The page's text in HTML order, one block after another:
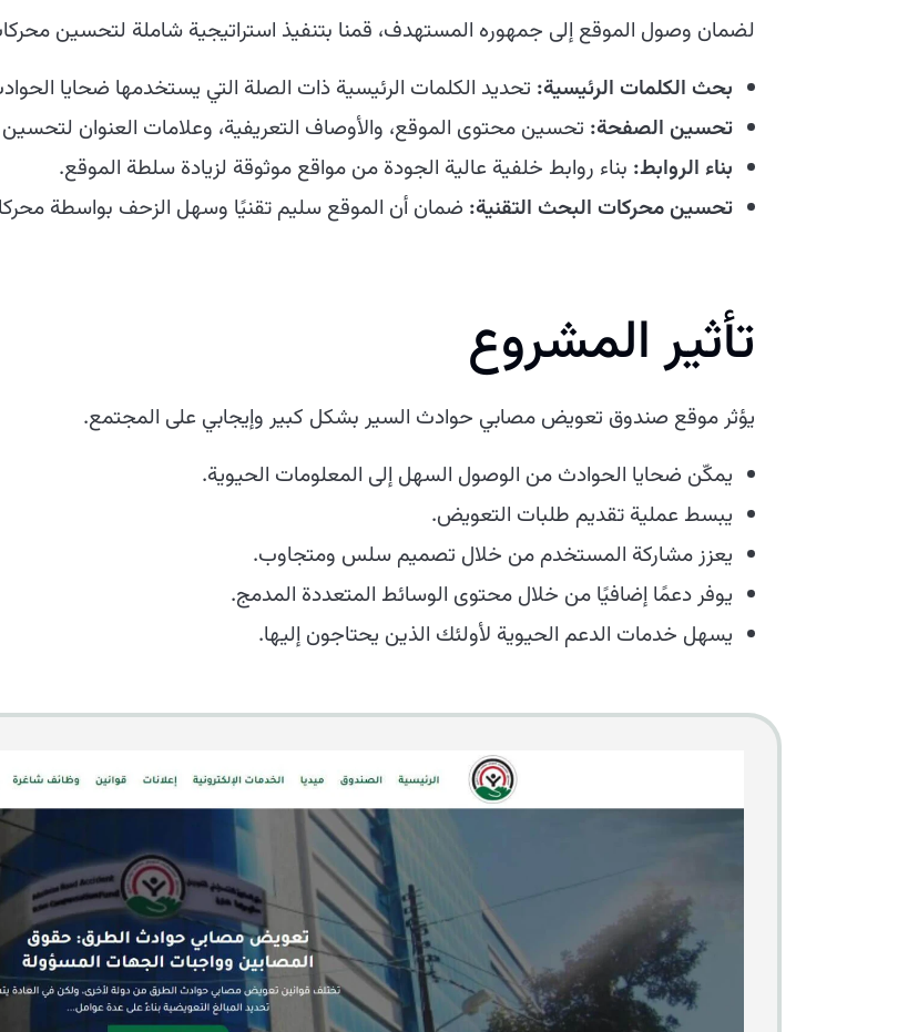
لضمان وصول الموقع إلى جمهوره المستهدف، قمنا بتنفيذ استراتيجية شاملة لتحسين
بحث الكلمات الرئيسية: تحديد الكلمات الرئيسية ذات الصلة التي يستخدمها ضحايا
تحسين الصفحة: تحسين محتوى الموقع، والأوصاف التعريفية، وعلامات العنوان
بناء الروابط: بناء روابط خلفية عالية الجودة من مواقع موثوقة لزيادة سلطة الموقع.
تحسين محركات البحث التقنية: ضمان أن الموقع سليم تقنيًا وسهل الزحف بواسطة
تأثير المشروع
يؤثر موقع صندوق تعويض مصابي حوادث السير بشكل كبير وإيجابي على المجتمع.
يمكّن ضحايا الحوادث من الوصول السهل إلى المعلومات الحيوية.
يبسط عملية تقديم طلبات التعويض.
يعزز مشاركة المستخدم من خلال تصميم سلس ومتجاوب.
يوفر دعمًا إضافيًا من خلال محتوى الوسائط المتعددة المدمج.
يسهل خدمات الدعم الحيوية لأولئك الذين يحتاجون إليها.